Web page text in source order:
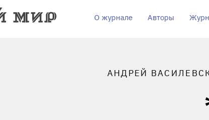
О журнале Авторы
АНДРЕЙ